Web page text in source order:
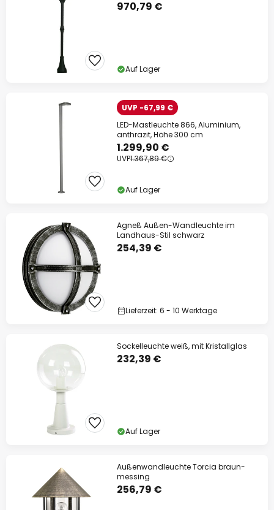
970,79 €
Auf Lager
UVP -67,99 €
LED-Mastleuchte 866, Aluminium,
anthrazit, Höhe 300 cm
1.299,90 €
UVP1.367,89 €
Auf Lager
Agneß Außen-Wandleuchte im
Landhaus-Stil schwarz
254,39 €
Lieferzeit: 6 - 10 Werktage
Sockelleuchte weiß, mit Kristallglas
232,39 €
Auf Lager
Außenwandleuchte Torcia braun-
messing
256,79 €